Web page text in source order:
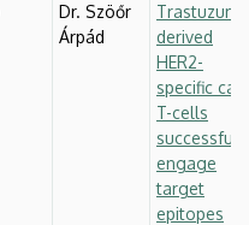
Dr. Szöőr
Árpád
derived
HER2-
specific car
T-cells
engage
target
epitopes